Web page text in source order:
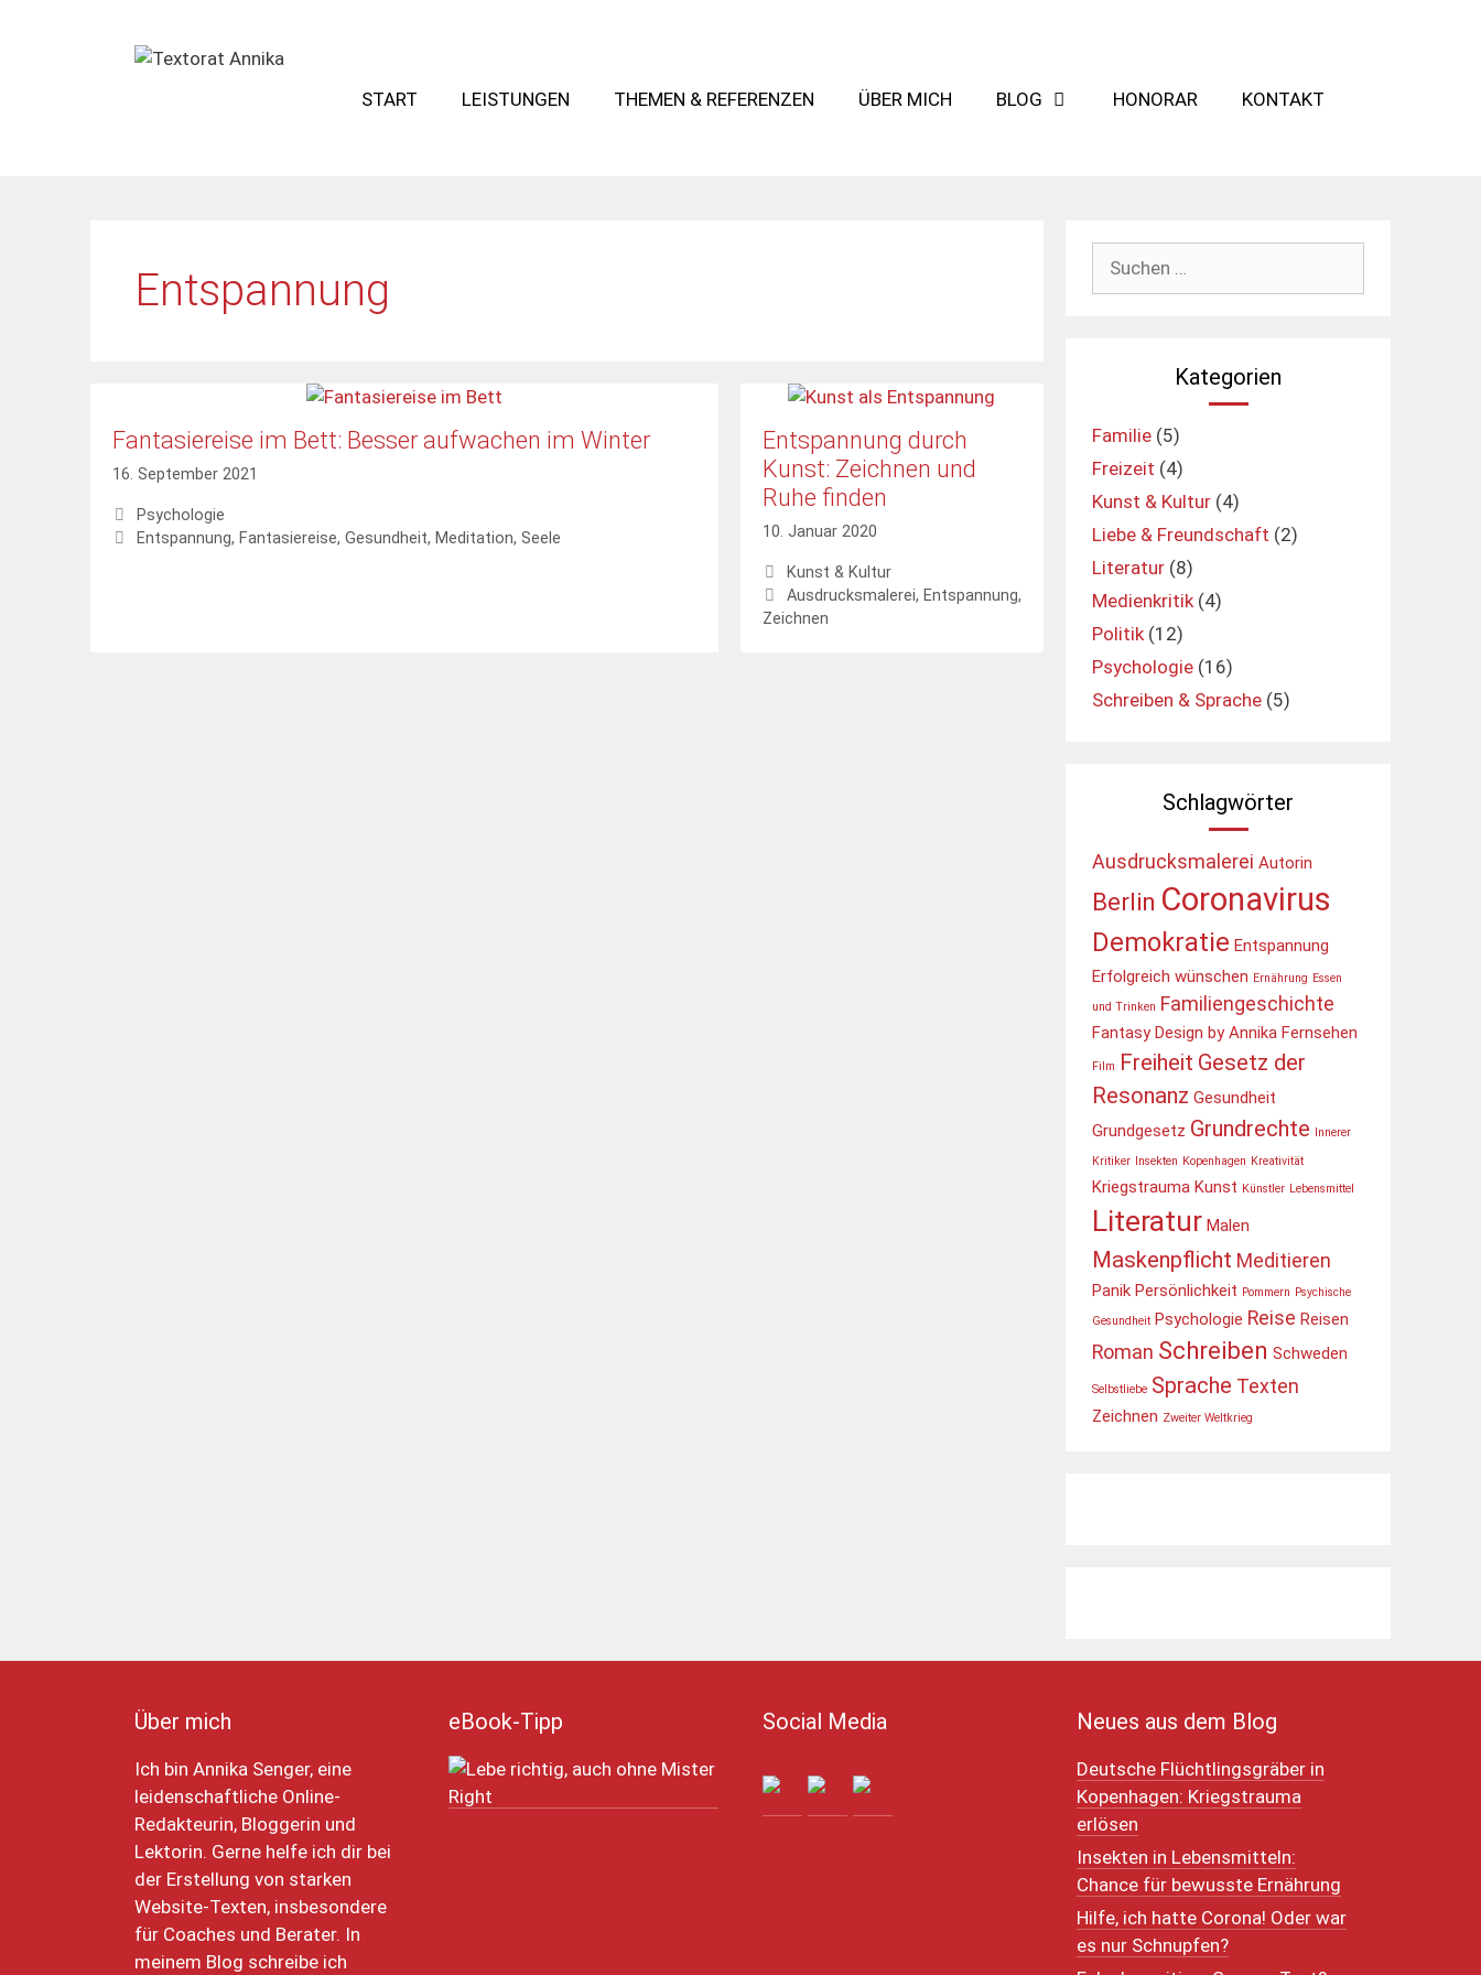
START
LEISTUNGEN THEMEN & REFERENZEN ÜBER MICH BLOG HONORAR KONTAKT
Entspannung
Fantasiereise im Bett: Besser aufwachen im Winter
16. September 2021
Kategorien
Psychologie
Schlagwörter
Entspannung, Fantasiereise, Gesundheit, Meditation, Seele
Entspannung durch
Kunst: Zeichnen und
Ruhe finden
10. Januar 2020
Kategorien
Kunst & Kultur
Schlagwörter
Ausdrucksmalerei, Entspannung,
Zeichnen
Kategorien
Familie (5)
Freizeit (4)
Kunst & Kultur (4)
Liebe & Freundschaft (2)
Literatur (8)
Medienkritik(4)
Politik(12)
Psychologie (16)
Schreiben & Sprache (5)
Schlagwörter
Ausdrucksmalerei Autorin
Berlin Coronavirus
Demokratie Entspannung
Erfolgreich wünschen Ernährung Essen
und Trinken Familiengeschichte
Fantasy Design by Annika Fernsehen
Film Freiheit Gesetz der
Resonanz Gesundheit
Grundgesetz Grundrechte Innerer
Kritiker Insekten Kopenhagen Kreativität
Kriegstrauma Kunst Künstler Lebensmittel
Literatur Malen
Maskenpflicht Meditieren
Panik Persönlichkeit Pommern Psychische
Gesundheit Psychologie Reise Reisen
Roman Schreiben Schweden
Selbstliebe Sprache Texten
Zeichnen Zweiter Weltkrieg
Über mich
Ich bin Annika Senger, eine
leidenschaftliche Online-
Redakteurin, Bloggerin und
Lektorin. Gerne helfe ich dir bei
der Erstellung von starken
Website-Texten, insbesondere
für Coaches und Berater. In
meinem Blog schreibe ich
eBook-Tipp Social Media Neues aus dem Blog
Deutsche Flüchtlingsgräber in
Kopenhagen: Kriegstrauma
erlösen
Insekten in Lebensmitteln:
Chance für bewusste Ernährung
Hilfe, ich hatte Corona! Oder war
es nur Schnupfen?